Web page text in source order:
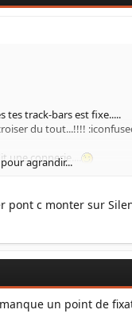
tes track-bars est fixe.....
du tout...!!!!
une connerie....
agrandir...
pont c monter sur
un point de